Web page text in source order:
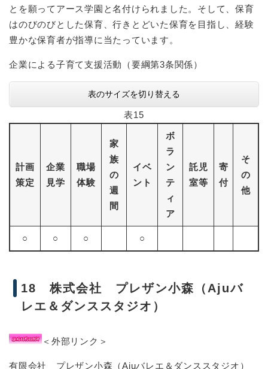
とを願ってアース学園と名付けられました。そして、保育
はのびのびとした保育、行きとどいた保育を目指し、経験
豊かな保育者が指導に当たっています。
企業による子育て支援活動（要綱第3条関係）
表のサイズを切り替える
表15
計画
策定
企業
見学
職場
体験
家
族
の
週
間
イベ
ント
ボ
ラ
ン
テ
ィ
ア
託児
室等
寄
付
そ
の
他
○ ○ ○ ○
18 株式会社 プレザン小森（Ajuバ
レエ＆ダンススタジオ）
＜外部リンク＞
有限会社 プレザン小森（Ajuバレエ＆ダンススタジオ）